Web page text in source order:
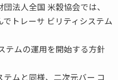
法人全国 米穀協会では、
トレーサ ビリティシステム
テムの運用を開始する方針
ムと同様、二次元バー コ